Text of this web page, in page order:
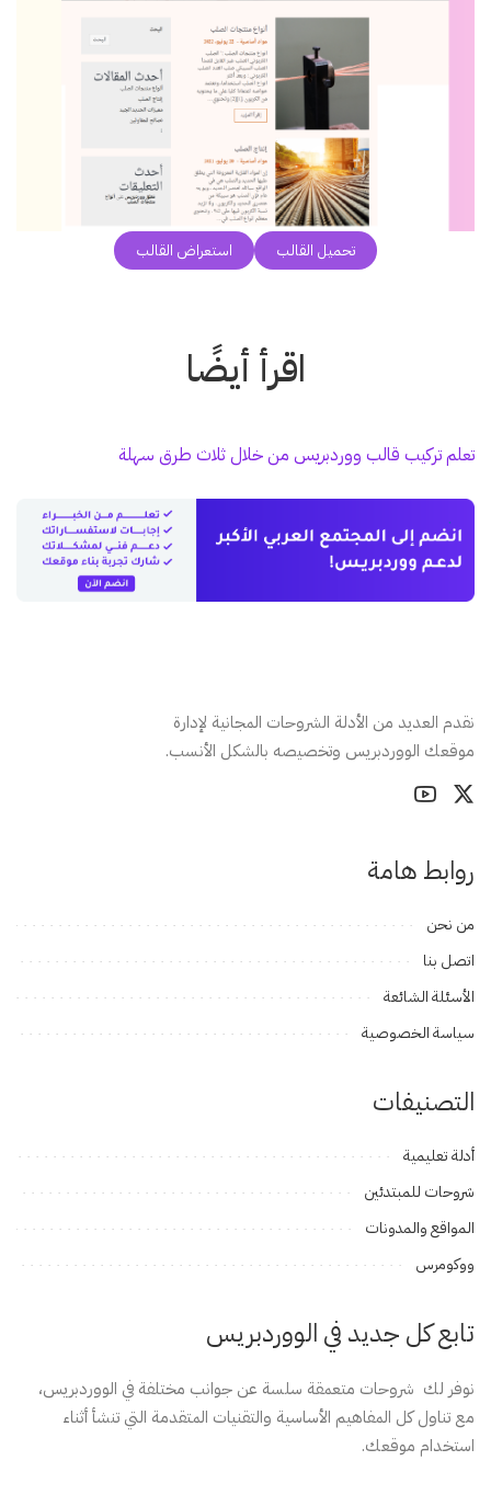
تحميل القالب استعراض القالب
اقرأ أيضًا
تعلم تركيب قالب ووردبريس من خلال ثلاث طرق سهلة
نقدم العديد من الأدلة الشروحات المجانية لإدارة
موقعك الووردبريس وتخصيصه بالشكل الأنسب.
روابط هامة
من نحن
اتصل بنا
الأسئلة الشائعة
سياسة الخصوصية
التصنيفات
أدلة تعليمية
شروحات للمبتدئين
المواقع والمدونات
ووكومرس
تابع كل جديد في الووردبريس
نوفر لك شروحات متعمقة سلسة عن جوانب مختلفة في الووردبريس،
مع تناول كل المفاهيم الأساسية والتقنيات المتقدمة التي تنشأ أثناء
استخدام موقعك.